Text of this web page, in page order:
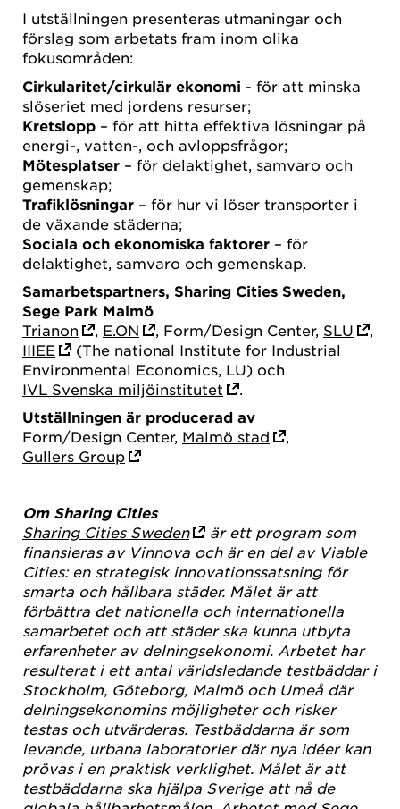
I utställningen presenteras utmaningar och
förslag som arbetats fram inom olika
fokusområden:
Cirkularitet/cirkulär ekonomi - för att minska
slöseriet med jordens resurser;
Kretslopp – för att hitta effektiva lösningar på
energi-, vatten-, och avloppsfrågor;
Mötesplatser – för delaktighet, samvaro och
gemenskap;
Trafiklösningar – för hur vi löser transporter i
de växande städerna;
Sociala och ekonomiska faktorer – för
delaktighet, samvaro och gemenskap.
Samarbetspartners, Sharing Cities Sweden,
Sege Park Malmö
Trianon
, E.ON , Form/Design Center, SLU
,
IIIEE
(The national Institute for Industrial
Environmental Economics, LU) och
IVL Svenska miljöinstitutet
.
Utställningen är producerad av
Form/Design Center, Malmö stad
,
Gullers Group
Om Sharing Cities
Sharing Cities Sweden
är ett program som
finansieras av Vinnova och är en del av Viable
Cities: en strategisk innovationssatsning för
smarta och hållbara städer. Målet är att
förbättra det nationella och internationella
samarbetet och att städer ska kunna utbyta
erfarenheter av delningsekonomi. Arbetet har
resulterat i ett antal världsledande testbäddar i
Stockholm, Göteborg, Malmö och Umeå där
delningsekonomins möjligheter och risker
testas och utvärderas. Testbäddarna är som
levande, urbana laboratorier där nya idéer kan
prövas i en praktisk verklighet. Målet är att
testbäddarna ska hjälpa Sverige att nå de